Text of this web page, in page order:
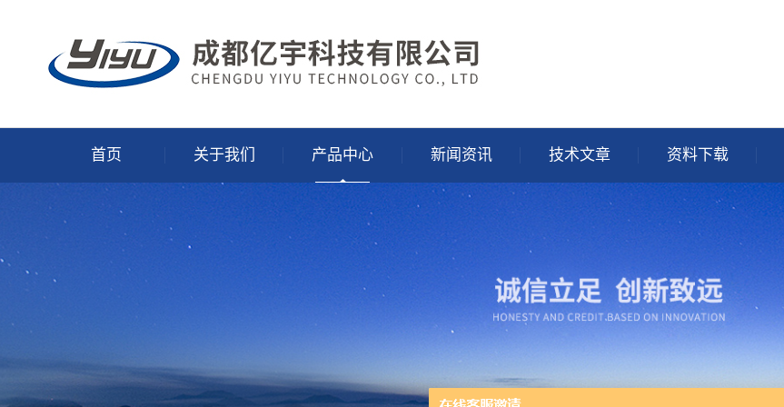
首页 关于我们 产品中心 新闻资讯 技术文章 资料下载